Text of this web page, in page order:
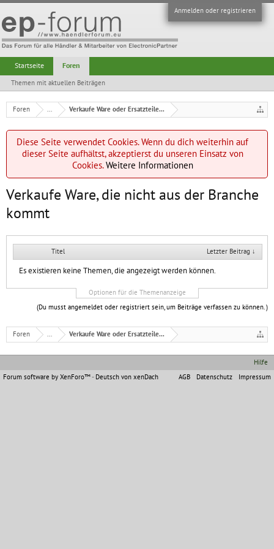
Anmelden oder registrieren
Foren ... Verkaufe Ware oder Ersatzteile...
Diese Seite verwendet Cookies. Wenn du dich weiterhin auf
dieser Seite aufhältst, akzeptierst du unseren Einsatz von
Cookies.Weitere Informationen
Verkaufe Ware, die nicht aus der Branche
kommt
Titel Letzter Beitrag ↓
Es existieren keine Themen, die angezeigt werden können.
Optionen für die Themenanzeige
(Du musst angemeldet oder registriert sein, um Beiträge verfassen zu können. )
Foren ... Verkaufe Ware oder Ersatzteile...
Startseite Foren
Themen mit aktuellen Beiträgen
Hilfe
AGB
Datenschutz Impressum
Forum software by XenForo™- Deutsch von xenDach